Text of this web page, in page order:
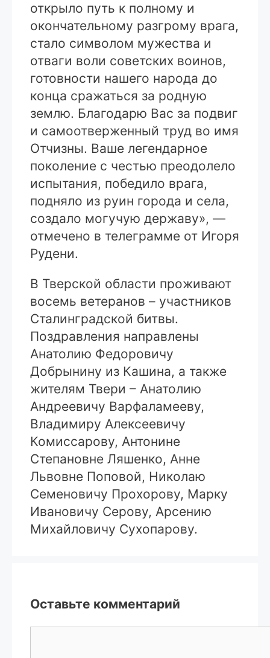
открыло путь к полному и
окончательному разгрому врага,
стало символом мужества и
отваги воли советских воинов,
готовности нашего народа до
конца сражаться за родную
землю. Благодарю Вас за подвиг
и самоотверженный труд во имя
Отчизны. Ваше легендарное
поколение с честью преодолело
испытания, победило врага,
подняло из руин города и села,
создало могучую державу», —
отмечено в телеграмме от Игоря
Рудени.
В Тверской области проживают
восемь ветеранов – участников
Сталинградской битвы.
Поздравления направлены
Анатолию Федоровичу
Добрынину из Кашина, а также
жителям Твери – Анатолию
Андреевичу Варфаламееву,
Владимиру Алексеевичу
Комиссарову, Антонине
Степановне Ляшенко, Анне
Львовне Поповой, Николаю
Семеновичу Прохорову, Марку
Ивановичу Серову, Арсению
Михайловичу Сухопарову.
Оставьте комментарий